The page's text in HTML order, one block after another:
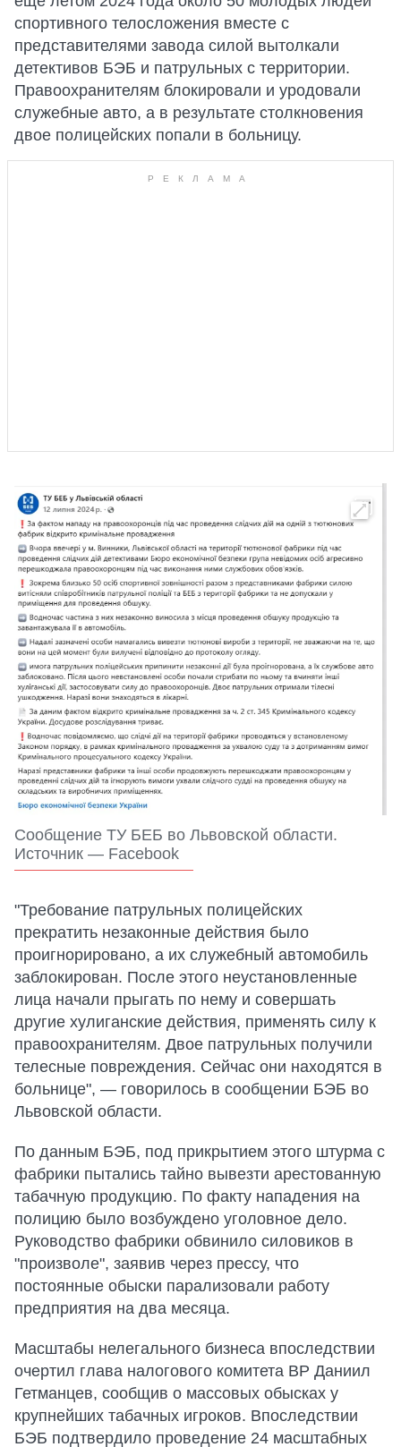
спортивного телосложения вместе с
представителями завода силой вытолкали
детективов БЭБ и патрульных с территории.
Правоохранителям блокировали и уродовали
служебные авто, а в результате столкновения
двое полицейских попали в больницу.
Сообщение ТУ БЕБ во Львовской области.
Источник — Facebook
"Требование патрульных полицейских
прекратить незаконные действия было
проигнорировано, а их служебный автомобиль
заблокирован. После этого неустановленные
лица начали прыгать по нему и совершать
другие хулиганские действия, применять силу к
правоохранителям. Двое патрульных получили
телесные повреждения. Сейчас они находятся в
больнице", — говорилось в сообщении БЭБ во
Львовской области.
По данным БЭБ, под прикрытием этого штурма с
фабрики пытались тайно вывезти арестованную
табачную продукцию. По факту нападения на
полицию было возбуждено уголовное дело.
Руководство фабрики обвинило силовиков в
"произволе", заявив через прессу, что
постоянные обыски парализовали работу
предприятия на два месяца.
Масштабы нелегального бизнеса впоследствии
очертил глава налогового комитета ВР Даниил
Гетманцев, сообщив о массовых обысках у
крупнейших табачных игроков. Впоследствии
БЭБ подтвердило проведение 24 масштабных